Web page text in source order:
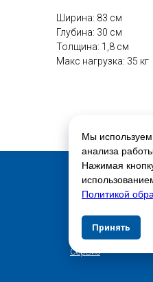
Мы
анализа
Нажимая
Политикой
Принять
Ширина: 83 см
Глубина: 30 см
Толщина: 1,8 см
Макс нагрузка: 35 кг
Свяжитесь с
Адреса магазинов
Сервис